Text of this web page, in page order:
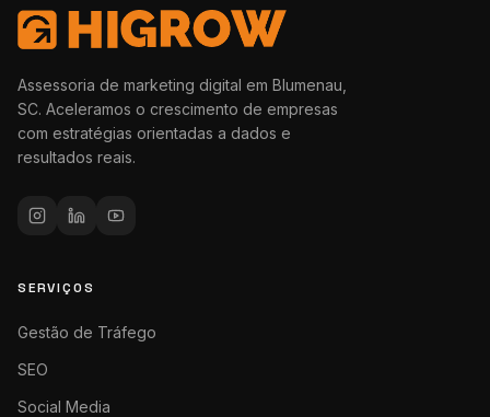
Assessoria de marketing digital em Blumenau,
SC. Aceleramos o crescimento de empresas
com estratégias orientadas a dados e
resultados reais.
SERVIÇOS
Gestão de Tráfego
SEO
Social Media